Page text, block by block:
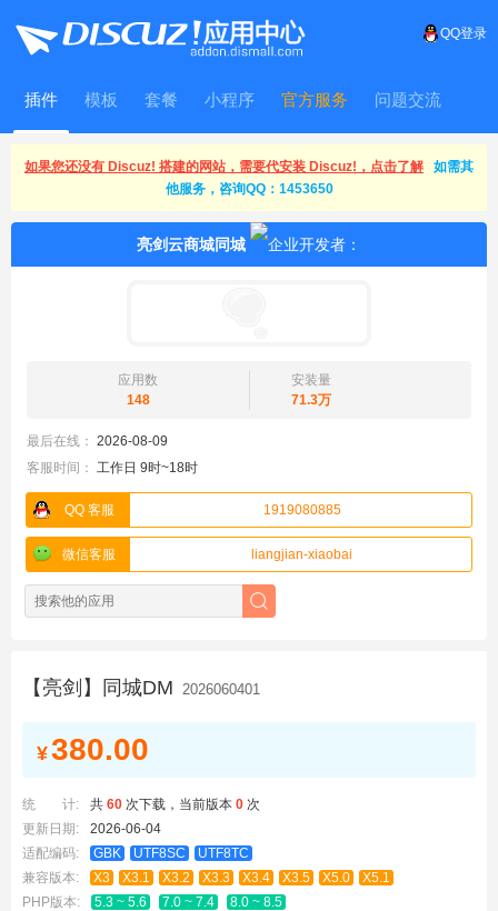
QQ登录
插件 模板 套餐 小程序 官方服务 问题交流
WitFrame
如果您还没有 Discuz! 搭建的网站，需要代安装 Discuz!，点击了解
如需其
他服务，咨询QQ：1453650
亮剑云商城同城
应用数
148
安装量
71.3万
最后在线： 2026-08-09
客服时间： 工作日 9时~18时
QQ 客服 1919080885
微信客服 liangjian-xiaobai
【亮剑】同城DM 2026060401
¥380.00
统 计: 共 60 次下载，当前版本 0 次
更新日期:
2026-06-04
适配编码:
GBK UTF8SC
UTF8TC
兼容版本:
X3 X3.1 X3.2 X3.3 X3.4 X3.5 X5.0
X5.1
PHP版本:
5.3 ~ 5.6 7.0 ~ 7.4
8.0 ~ 8.5